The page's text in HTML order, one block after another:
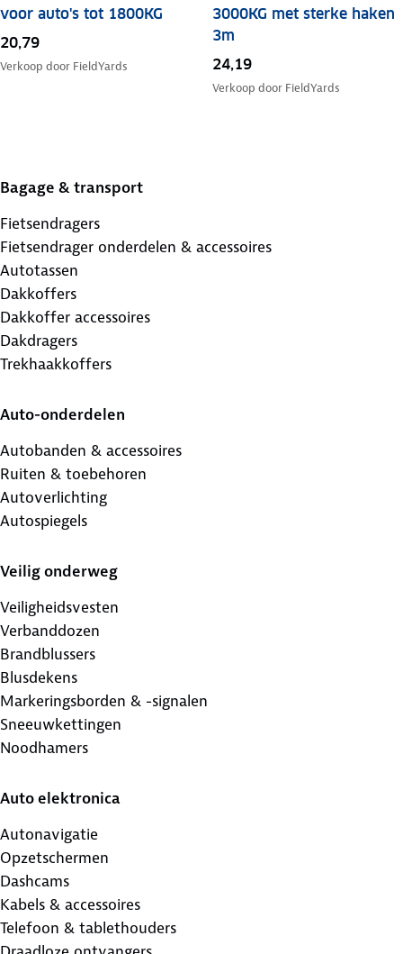
voor auto's tot 1800KG
20,79
Verkoop door FieldYards
3000KG met sterke haken
3m
24,19
Verkoop door FieldYards
Bagage & transport
Fietsendragers
Fietsendrager onderdelen & accessoires
Autotassen
Dakkoffers
Dakkoffer accessoires
Dakdragers
Trekhaakkoffers
Auto-onderdelen
Autobanden & accessoires
Ruiten & toebehoren
Autoverlichting
Autospiegels
Veilig onderweg
Veiligheidsvesten
Verbanddozen
Brandblussers
Blusdekens
Markeringsborden & -signalen
Sneeuwkettingen
Noodhamers
Auto elektronica
Autonavigatie
Opzetschermen
Dashcams
Kabels & accessoires
Telefoon & tablethouders